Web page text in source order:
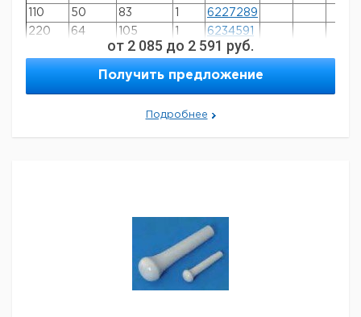
110 50 83
6227289
220
64 105 1 6234591
от 2 085 до 2 591 руб.
Получить предложение
Подробнее